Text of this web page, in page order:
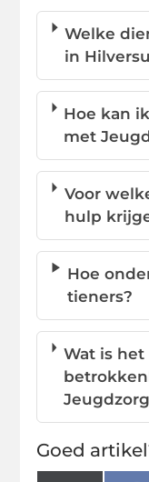
Welke
in
Hoe kan
met
Voor
hulp
Hoe
tieners?
Wat is het
Goed